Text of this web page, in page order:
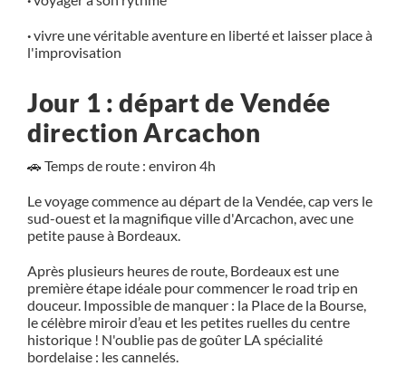
·vivre une véritable aventure en liberté et laisser place à
l'improvisation
Jour 1 : départ de Vendée
direction Arcachon
🚗 Temps de route : environ 4h
Le voyage commence au départ de laVendée, cap vers le
sud-ouest et la magnifique ville d'Arcachon, avec une
petite pause à Bordeaux.
Après plusieurs heures de route, Bordeaux est une
première étape idéale pour commencer le road trip en
douceur. Impossible de manquer : la Place de la Bourse,
le célèbre miroir d’eau et les petites ruelles du centre
historique ! N'oublie pas de goûter LA spécialité
bordelaise : les cannelés.